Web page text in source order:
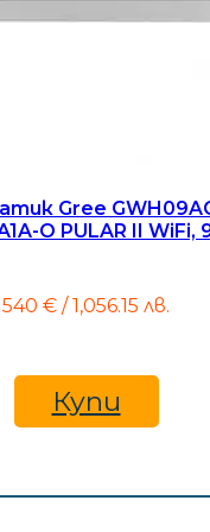
Gree
O PULAR II WiFi,
540 € / 1,056.15 лв.
Купи